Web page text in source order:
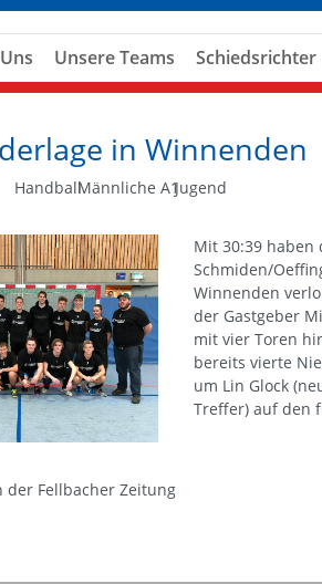
Unsere Teams Schiedsrichter
in Winnenden
HandballMännliche A1Jugend
Mit 30:39 haben
Schmiden/
Winnenden
der Gastgeber
mit vier Toren
bereits vierte
um Lin Glock
Treffer) auf den
der Fellbacher Zeitung